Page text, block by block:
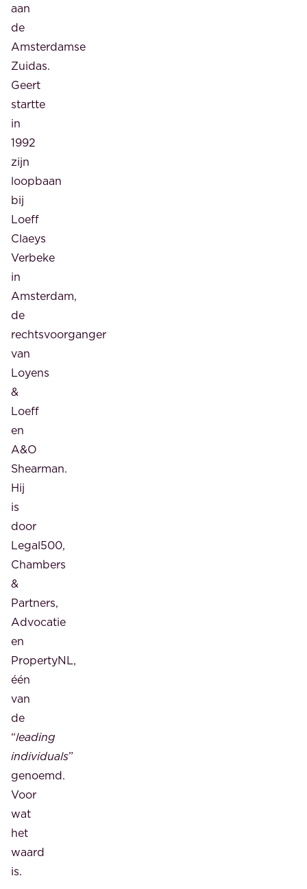
aan
de
Amsterdamse
Zuidas.
Geert
startte
in
1992
zijn
loopbaan
bij
Loeff
Claeys
Verbeke
in
Amsterdam,
de
rechtsvoorganger
van
Loyens
&
Loeff
en
A&O
Shearman.
Hij
is
door
Legal500,
Chambers
&
Partners,
Advocatie
en
PropertyNL,
één
van
de
“leading
individuals”
genoemd.
Voor
wat
het
waard
is.